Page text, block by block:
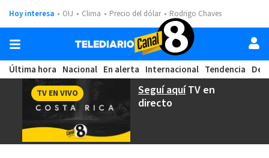
Hoy interesa OIJ Clima Precio del dólar Rodrigo Chaves
Última hora Nacional En alerta Internacional Tendencia
Seguí aquíTV en
directo
TV EN VIVO